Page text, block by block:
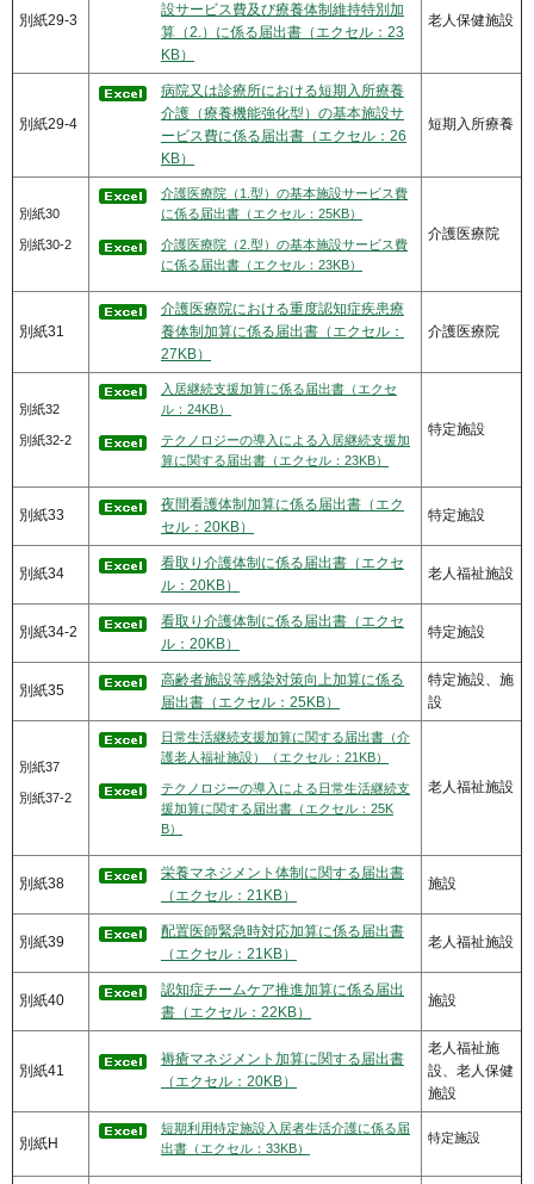
別紙29-3
設サービス費及び療養体制維持特別加
算（2.）に係る届出書（エクセル：23
KB）
老人保健施設
別紙29-4
病院又は診療所における短期入所療養
介護（療養機能強化型）の基本施設サ
ービス費に係る届出書（エクセル：26
KB）
短期入所療養
別紙30
別紙30-2
介護医療院（1.型）の基本施設サービス費
に係る届出書（エクセル：25KB）
介護医療院（2.型）の基本施設サービス費
に係る届出書（エクセル：23KB）
介護医療院
別紙31
介護医療院における重度認知症疾患療
養体制加算に係る届出書（エクセル：
27KB）
介護医療院
別紙32
別紙32-2
入居継続支援加算に係る届出書（エクセ
ル：24KB）
テクノロジーの導入による入居継続支援加
算に関する届出書（エクセル：23KB）
特定施設
別紙33
夜間看護体制加算に係る届出書（エク
セル：20KB）
特定施設
別紙34
看取り介護体制に係る届出書（エクセ
ル：20KB）
老人福祉施設
別紙34-2
看取り介護体制に係る届出書（エクセ
ル：20KB）
特定施設
別紙35
高齢者施設等感染対策向上加算に係る
届出書（エクセル：25KB）
特定施設、施
設
別紙37
別紙37-2
日常生活継続支援加算に関する届出書（介
護老人福祉施設）（エクセル：21KB）
テクノロジーの導入による日常生活継続支
援加算に関する届出書（エクセル：25K
B）
老人福祉施設
別紙38
栄養マネジメント体制に関する届出書
（エクセル：21KB）
施設
別紙39
配置医師緊急時対応加算に係る届出書
（エクセル：21KB）
老人福祉施設
別紙40
認知症チームケア推進加算に係る届出
書（エクセル：22KB）
施設
別紙41
褥瘡マネジメント加算に関する届出書
（エクセル：20KB）
老人福祉施
設、老人保健
施設
別紙H
短期利用特定施設入居者生活介護に係る届
出書（エクセル：33KB）
特定施設